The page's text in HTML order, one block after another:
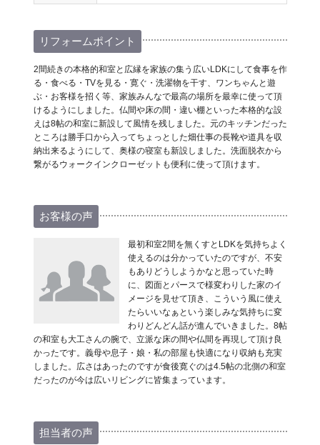
リフォームポイント
2間続きの本格的和室と広縁を家族の集う広いLDKにして食事を作
る・食べる・TVを見る・寛ぐ・洗濯物を干す、ワンちゃんと遊
ぶ・お客様を招く等、家族みんなで最高の場所を最幸に使って頂
けるようにしました。仏間や床の間・違い棚といった本格的な設
えは8帖の和室に新設して風情を残しました。元のキッチンだった
ところは勝手口から入ってちょっとした畑仕事の長靴や道具を収
納出来るようにして、奥様の寝室も新設しました。洗面脱衣から
繋がるウォークインクローゼットも便利に使って頂けます。
お客様の声
最初和室2間を無くすとLDKを気持ちよく
使えるのは分かっていたのですが、不安
もありどうしようかなと思っていた時
に、図面とパースで様変わりした家のイ
メージを見せて頂き、こういう風に使え
たらいいなぁという楽しみな気持ちに変
わりどんどん話が進んでいきました。8帖
の和室も大工さんの腕で、立派な床の間や仏間を再現して頂け良
かったです。義母や息子・娘・私の部屋も快適になり収納も充実
しました。広さはあったのですが食後寛ぐのは4.5帖の北側の和室
だったのが今は広いリビングに皆集まっています。
担当者の声